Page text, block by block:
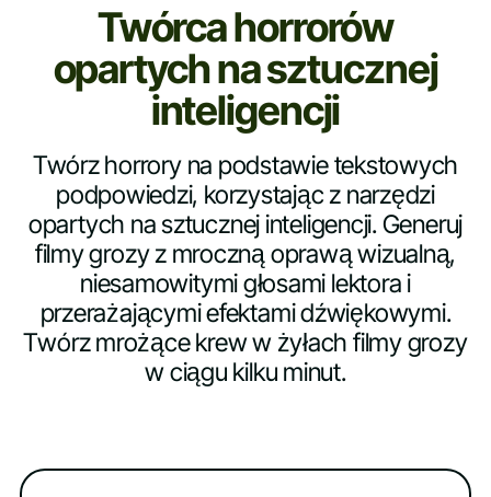
Twórca horrorów
opartych na sztucznej
inteligencji
Twórz horrory na podstawie tekstowych
podpowiedzi, korzystając z narzędzi
opartych na sztucznej inteligencji. Generuj
filmy grozy z mroczną oprawą wizualną,
niesamowitymi głosami lektora i
przerażającymi efektami dźwiękowymi.
Twórz mrożące krew w żyłach filmy grozy
w ciągu kilku minut.